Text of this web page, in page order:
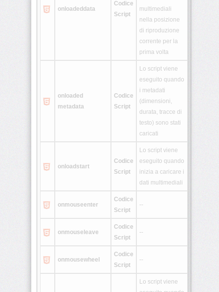
onloadeddata
Codice
Script
multimediali
nella posizione
di riproduzione
corrente per la
prima volta
onloaded
metadata
Codice
Script
Lo script viene
eseguito quando
i metadati
(dimensioni,
durata, tracce di
testo) sono stati
caricati
onloadstart
Codice
Script
Lo script viene
eseguito quando
inizia a caricare i
dati multimediali
onmouseenter
Codice
Script
--
onmouseleave
Codice
Script
--
onmousewheel
Codice
Script
--
Lo script viene